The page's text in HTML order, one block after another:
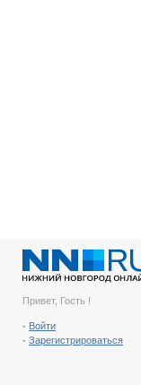
Привет, Гость !
- Войти
- Зарегистрироваться